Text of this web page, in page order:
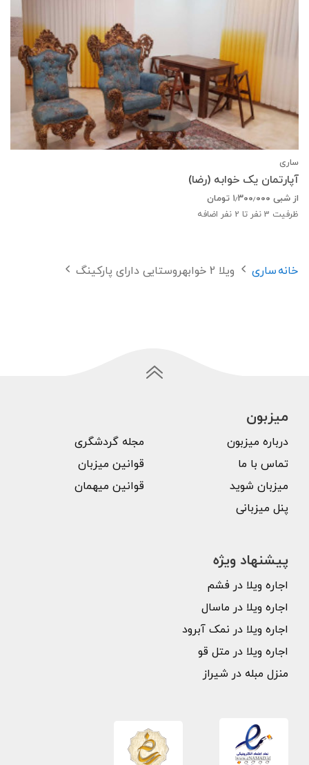
ساری
آپارتمان یک خوابه (رضا)
از شبی ۱٫۳۰۰٫۰۰۰ تومان
ظرفیت 3 نفر تا 2 نفر اضافه
خانهساری ویلا 2 خوابهروستایی دارای پارکینگ
میزبون
درباره میزبون
تماس با ما
میزبان شوید
پنل میزبانی
مجله گردشگری
قوانین میزبان
قوانین میهمان
پیشنهاد ویژه
اجاره ویلا در فشم
اجاره ویلا در ماسال
اجاره ویلا در نمک آبرود
اجاره ویلا در متل قو
منزل مبله در شیراز